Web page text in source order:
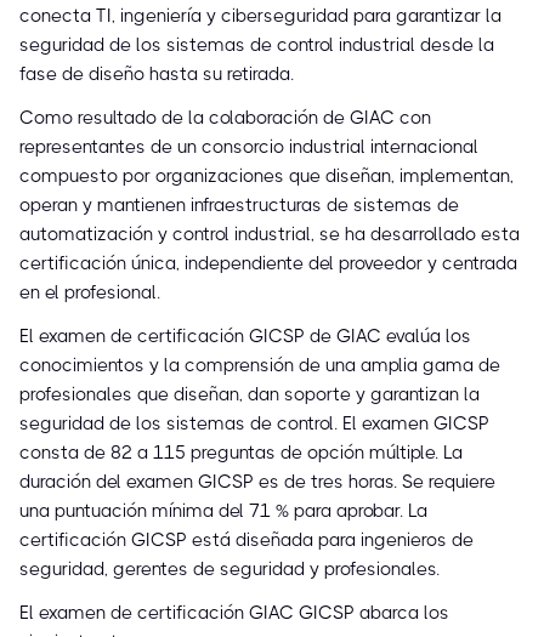
conecta TI, ingeniería y ciberseguridad para garantizar la
seguridad de los sistemas de control industrial desde la
fase de diseño hasta su retirada.
Como resultado de la colaboración de GIAC con
representantes de un consorcio industrial internacional
compuesto por organizaciones que diseñan, implementan,
operan y mantienen infraestructuras de sistemas de
automatización y control industrial, se ha desarrollado esta
certificación única, independiente del proveedor y centrada
en el profesional.
El examen de certificación GICSP de GIAC evalúa los
conocimientos y la comprensión de una amplia gama de
profesionales que diseñan, dan soporte y garantizan la
seguridad de los sistemas de control. El examen GICSP
consta de 82 a 115 preguntas de opción múltiple. La
duración del examen GICSP es de tres horas. Se requiere
una puntuación mínima del 71 % para aprobar. La
certificación GICSP está diseñada para ingenieros de
seguridad, gerentes de seguridad y profesionales.
El examen de certificación GIAC GICSP abarca los